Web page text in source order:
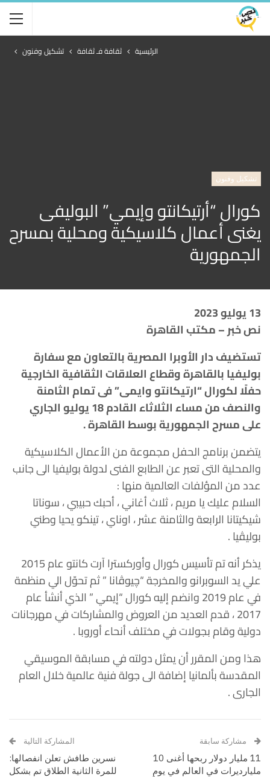
الرئيسية ثقافة فـ ثقافة تشكيل وفنون
تشكيل وفنون
كورال “أرتيكانتو وإيمي” البوليفى
يغنى أعمال كلاسيكية ومحلية بمسرح
الجمهورية
13 يوليو 2023
نص خبر – مكتب القاهرة
تستضيف دار الأوبرا المصرية بالتعاون مع سفارة
بوليفيا بالقاهرة وقطاع العلاقات الثقافية الخارجية
حفلًا لكورال “ارتيكانتو وايمى” فى تمام الثامنة
والنصف من مساء الثلاثاء القادم 18 يوليو الجاري
على مسرح الجمهورية بوسط القاهرة .
يتضمن برنامج الحفل مجموعة من الأعمال الكلاسيكية
والمحلية التى تعبر عن الطابع الفنى لدولة بوليفيا الى جانب
عدد من المؤلفات العالمية منها :
السلام عليك يا مريم ، ثلاث أغاني ، أحبك حبيبي ، سوناتا
شيكيتانا الرابعة والثامنة عشر ، اوناي ، تينكو يحيا وطني
بوليڤيا .
يذكر أنه تم تأسيس كورال وأوركسترا آرت كانتو عام 2015
علي يد السوبرانو والمخرجة “چيوڤانا ” ثم تحوّل الي منظمة
في عام 2019 وانضم إليه كورال “إيمي ” الذي أنشأ عام
2017 ، قدم العديد من العروض والمشاركات في مهرجانات
دولية وقام بجولات في مختلف أنحاء أوروبا .
هذا ومن المقرر أن يمثل دولته في مسابقة الموسيقي
المقدسة بألمانيا إضافة الى جولة فنية عالمية خلال العام
الجارى .
مشاركة سابقة
11 مليار دولار ربحها أغنى 10
مليارديرات في العالم في يومٍ
المشاركة التالية
نسرين طافش تعلن انفصالها:
للمرة الثانية الطلاق تم بشكل